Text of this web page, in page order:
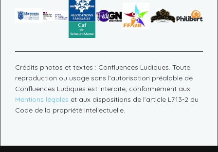
Crédits photos et textes : Confluences Ludiques. Toute
reproduction ou usage sans l’autorisation préalable de
Confluences Ludiques est interdite, conformément aux
Mentions légales et aux dispositions de l’article L713-2 du
Code de la propriété intellectuelle.